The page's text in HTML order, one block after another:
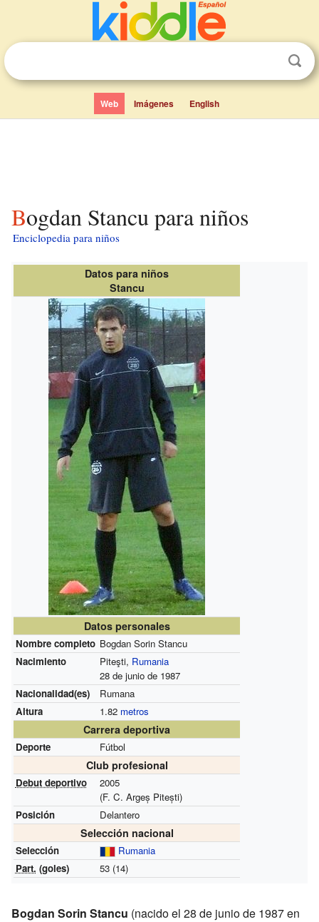
Web Imágenes English
Bogdan Stancu para niños
Enciclopedia para niños
Datos para niños
Stancu
Datos personales
Nombre completo Bogdan Sorin Stancu
Nacimiento
Piteşti, Rumania
28 de junio de 1987
Nacionalidad(es)
Rumana
Altura
1.82 metros
Carrera deportiva
Deporte Fútbol
Club profesional
Debut deportivo
2005
(F. C. Argeș Pitești)
Posición
Delantero
Selección nacional
Selección
Rumania
Part. (goles) 53 (14)
Bogdan Sorin Stancu (nacido el 28 de junio de 1987 en